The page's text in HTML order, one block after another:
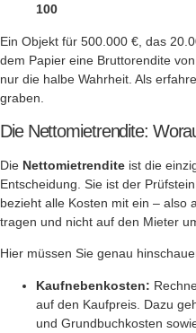
100
Ein Objekt für 500.000 €, das
dem Papier eine Bruttorendite von
nur die halbe Wahrheit. Als
graben.
Die Nettomietrendite:
Die Nettomietrendite ist die
Entscheidung. Sie ist der
bezieht alle Kosten mit ein – also
tragen und nicht auf den Mieter
Hier müssen Sie genau
Kaufnebenkosten:
auf den Kaufpreis. Dazu
und Grundbuchkosten